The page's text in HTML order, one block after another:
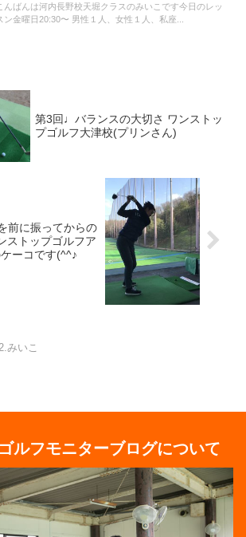
んばんは河内長野校天堀クラスのみいこです今日のレッ
ン金曜日20:30〜 男性１人、女性１人、私座...
第3回♩バランスの大切さ ワンストッ
プゴルフ大津校(プリンさん)
前に振ってからの
ストップゴルフア
ーコです(^^♪
みいこ
ルフモニターブログについて